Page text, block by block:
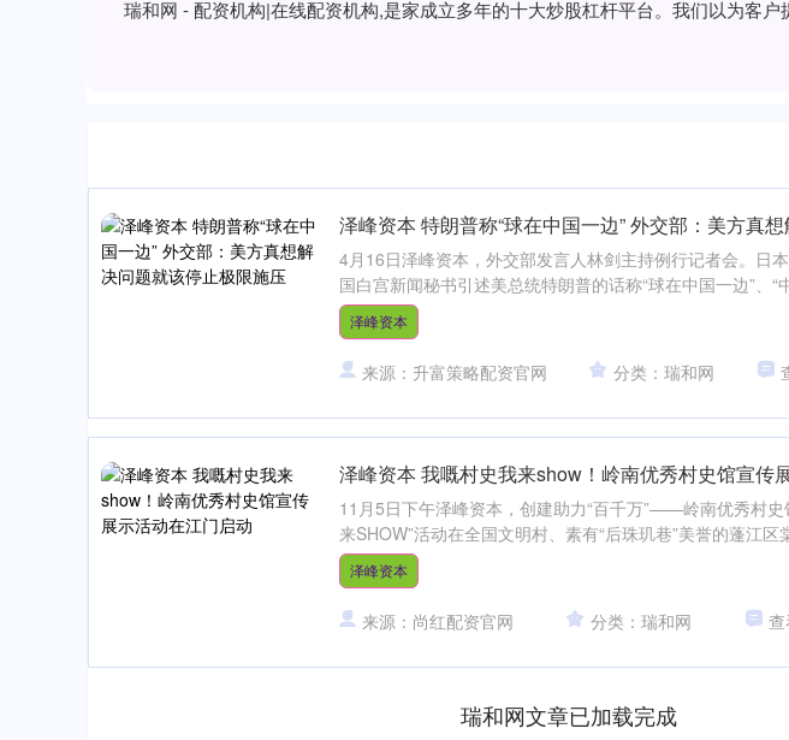
瑞和网 - 配资机构|在线配资机构,是家成立多年的十大炒股杠杆平台。我们以为客
泽峰资本 特朗普称“球在中国一边” 外交部：美方真
4月16日泽峰资本，外交部发言人林剑主持例行记者会。日
国白宫新闻秘书引述美总统特朗普的话称“球在中国一边”、“
泽峰资本
来源：升富策略配资官网 分类：瑞和网
泽峰资本 我嘅村史我来show！岭南优秀村史馆宣传
11月5日下午泽峰资本，创建助力“百千万”——岭南优秀村
来SHOW”活动在全国文明村、素有“后珠玑巷”美誉的蓬江区
泽峰资本
来源：尚红配资官网 分类：瑞和网
瑞和网文章已加载完成